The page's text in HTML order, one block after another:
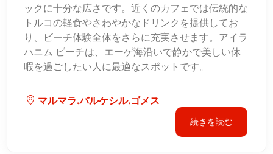
ックに十分な広さです。近くのカフェでは伝統的な
トルコの軽食やさわやかなドリンクを提供してお
り、ビーチ体験全体をさらに充実させます。アイラ
ハニム ビーチは、エーゲ海沿いで静かで美しい休
暇を過ごしたい人に最適なスポットです。
マルマラ,バルケシル,ゴメス
続きを読む